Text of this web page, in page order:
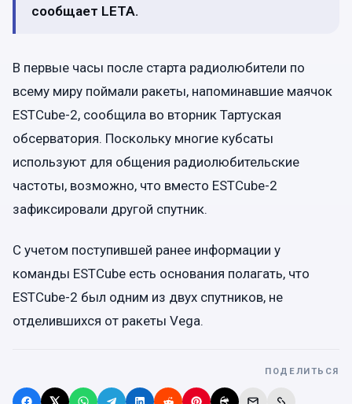
сообщает LETA.
В первые часы после старта радиолюбители по
всему миру поймали ракеты, напоминавшие маячок
ESTCube-2, сообщила во вторник Тартуская
обсерватория. Поскольку многие кубсаты
используют для общения радиолюбительские
частоты, возможно, что вместо ESTCube-2
зафиксировали другой спутник.
С учетом поступившей ранее информации у
команды ESTCube есть основания полагать, что
ESTCube-2 был одним из двух спутников, не
отделившихся от ракеты Vega.
ПОДЕЛИТЬСЯ